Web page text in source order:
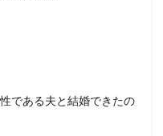
である夫と結婚できたの